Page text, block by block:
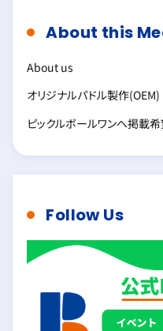
About this
About us
オリジナルパドル製作(OEM)
ピックルボールワンへ掲載
Follow Us